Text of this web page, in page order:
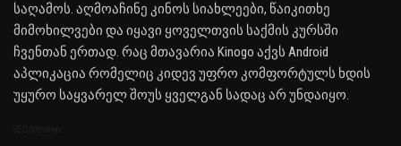
საღამოს. აღმოაჩინე კინოს სიახლეები, წაიკითხე
მიმოხილვები და იყავი ყოველთვის საქმის კურსში
ჩვენთან ერთად. რაც მთავარია Kinogo აქვს Android
აპლიკაცია რომელიც კიდევ უფრო კომფორტულს ხდის
უყურო საყვარელ შოუს ყველგან სადაც არ უნდაიყო.